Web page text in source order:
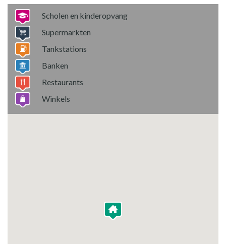
Scholen en kinderopvang
Supermarkten
Tankstations
Banken
Restaurants
Winkels